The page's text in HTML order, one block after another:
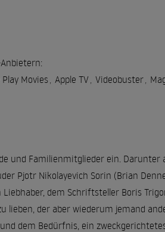
Play Movies Apple TV Videobuster
und Familienmitglieder ein. Darunter
Pjotr Nikolayevich Sorin (Brian
dem Schriftsteller Boris
der aber wiederum jemand
dem Bedürfnis, ein